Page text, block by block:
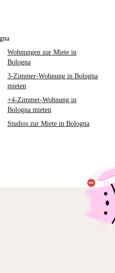
Wohnungen zur Miete in
Bologna
3-Zimmer-Wohnung in Bologna
mieten
+4-Zimmer-Wohnung in
Bologna mieten
Studios zur Miete in Bologna